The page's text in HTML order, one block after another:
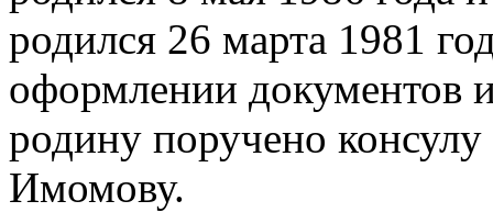
родился 26 марта 1981
оформлении документов
родину поручено
Имомову.